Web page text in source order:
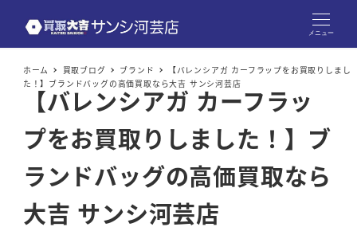
メニュー
ホーム 買取ブログ ブランド
【バレンシアガ カーフラップをお買取りしまし
た！】ブランドバッグの高価買取なら大吉 サンシ河芸店
【バレンシアガ カーフラッ
プをお買取りしました！】ブ
ランドバッグの高価買取なら
大吉 サンシ河芸店